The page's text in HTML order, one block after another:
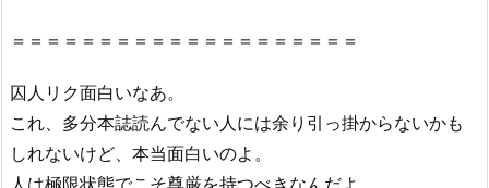
＝＝＝＝＝＝＝＝＝＝＝＝＝＝＝＝＝＝＝＝
囚人リク面白いなあ。
これ、多分本誌読んでない人には余り引っ掛からないかも
しれないけど、本当面白いのよ。